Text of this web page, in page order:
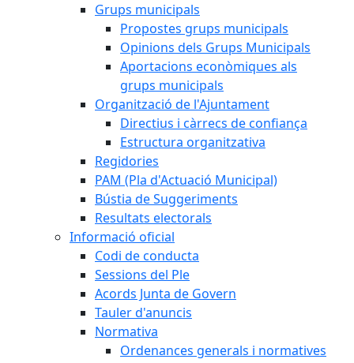
Grups municipals
Propostes grups municipals
Opinions dels Grups Municipals
Aportacions econòmiques als
grups municipals
Organització de l'Ajuntament
Directius i càrrecs de confiança
Estructura organitzativa
Regidories
PAM (Pla d'Actuació Municipal)
Bústia de Suggeriments
Resultats electorals
Informació oficial
Codi de conducta
Sessions del Ple
Acords Junta de Govern
Tauler d'anuncis
Normativa
Ordenances generals i normatives